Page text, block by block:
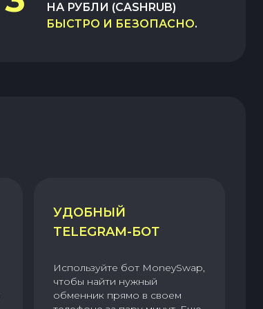
НА РУБЛИ (CASHRUB)
БЫСТРО И БЕЗОПАСНО.
УДОБНЫЙ
TELEGRAM-БОТ
Используйте бот MoneySwap,
чтобы найти нужный
обменник прямо в своем